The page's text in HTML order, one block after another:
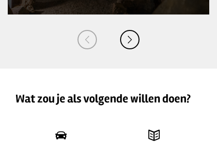
Wat zou je als volgende willen doen?